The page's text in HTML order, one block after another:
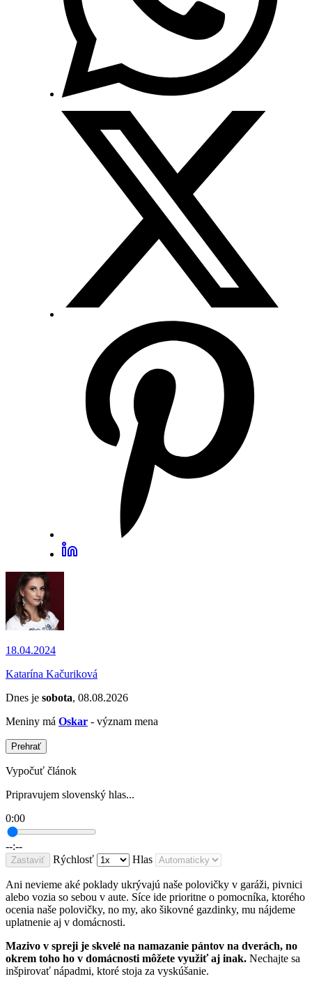
18.04.2024
Katarína Kačuriková
Dnes je sobota, 08.08.2026
Meniny má Oskar - význam mena
Prehrať
Vypočuť článok
Pripravujem slovenský hlas...
0:00
--:--
Zastaviť Rýchlosť Hlas
Ani nevieme aké poklady ukrývajú naše polovičky v garáži, pivnici
alebo vozia so sebou v aute. Síce ide prioritne o pomocníka, ktorého
ocenia naše polovičky, no my, ako šikovné gazdinky, mu nájdeme
uplatnenie aj v domácnosti.
Mazivo v spreji je skvelé na namazanie pántov na dverách, no
okrem toho ho v domácnosti môžete využiť aj inak. Nechajte sa
inšpirovať nápadmi, ktoré stoja za vyskúšanie.